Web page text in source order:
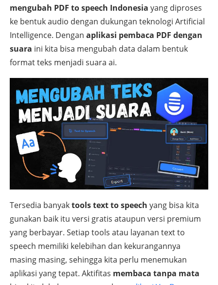
mengubah PDF to speech Indonesia yang diproses
ke bentuk audio dengan dukungan teknologi Artificial
Intelligence. Dengan aplikasi pembaca PDF dengan
suara ini kita bisa mengubah data dalam bentuk
format teks menjadi suara ai.
Tersedia banyaktools text to speech yang bisa kita
gunakan baik itu versi gratis ataupun versi premium
yang berbayar. Setiap tools atau layanan text to
speech memiliki kelebihan dan kekurangannya
masing masing, sehingga kita perlu menemukan
aplikasi yang tepat. Aktifitas membaca tanpa mata